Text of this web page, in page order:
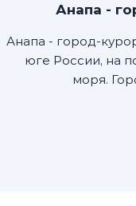
Анапа -
Анапа - город-
юге России, на
моря.